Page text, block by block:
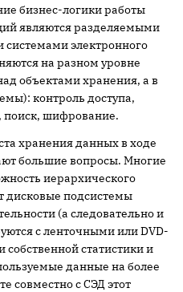
бизнес-логики работы
являются разделяемыми
электронного
на разном уровне
объектами хранения, а в
контроль доступа,
поиск, шифрование.
хранения данных в ходе
большие вопросы. Многие
иерархического
подсистемы
(а следовательно и
с ленточными или DVD-
статистики и
данные на более
совместно с СЭД этот